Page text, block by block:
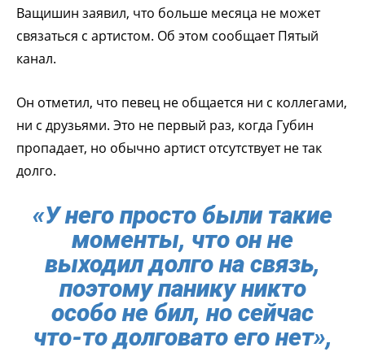
Ващишин заявил, что больше месяца не может
связаться с артистом. Об этом сообщает Пятый
канал.
Он отметил, что певец не общается ни с коллегами,
ни с друзьями. Это не первый раз, когда Губин
пропадает, но обычно артист отсутствует не так
долго.
«У него просто были такие
моменты, что он не
выходил долго на связь,
поэтому панику никто
особо не бил, но сейчас
что-то долговато его нет»,